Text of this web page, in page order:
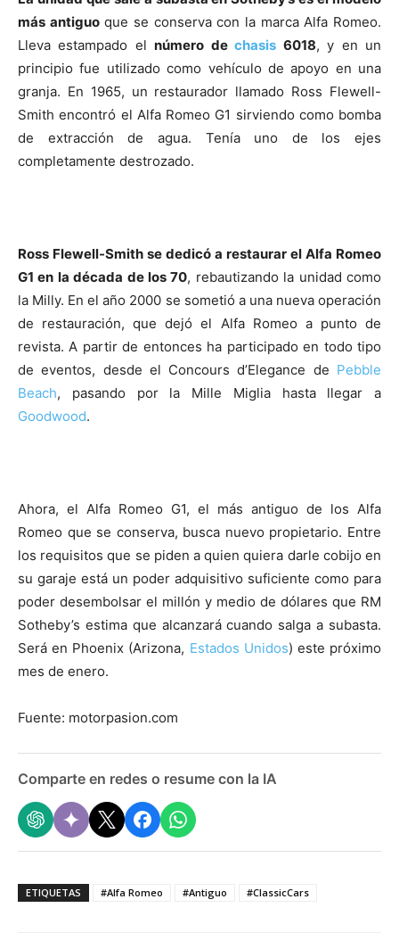
más antiguoque se conserva con la marca Alfa Romeo.
Lleva estampado elnúmero dechasis 6018, y en un
principio fue utilizado como vehículo de apoyo en una
granja. En 1965, un restaurador llamado Ross Flewell-
Smith encontró el Alfa Romeo G1 sirviendo como bomba
de extracción de agua. Tenía uno de los ejes
completamente destrozado.
Ross Flewell-Smith se dedicó a restaurar el Alfa Romeo
G1 en la década de los 70, rebautizando la unidad como
la Milly. En el año 2000 se sometió a una nueva operación
de restauración, que dejó el Alfa Romeo a punto de
revista. A partir de entonces ha participado en todo tipo
de eventos, desde el Concours d’Elegance de Pebble
Beach, pasando por la Mille Miglia hasta llegar a
Goodwood.
Ahora, el Alfa Romeo G1, el más antiguo de los Alfa
Romeo que se conserva, busca nuevo propietario. Entre
los requisitos que se piden a quien quiera darle cobijo en
su garaje está un poder adquisitivo suficiente como para
poder desembolsar el millón y medio de dólares que RM
Sotheby’s estima que alcanzará cuando salga a subasta.
Será en Phoenix (Arizona, Estados Unidos) este próximo
mes de enero.
Fuente: motorpasion.com
Comparte en redes o resume con la IA
ETIQUETAS #Alfa Romeo #Antiguo #ClassicCars